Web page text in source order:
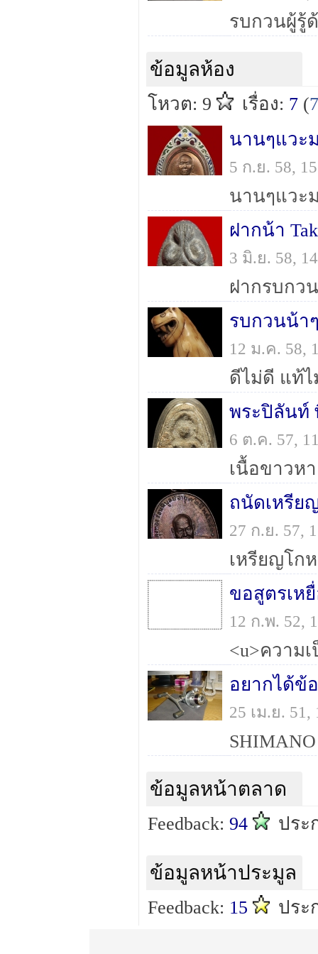
ข้อมูลห้อง
โหวต: 9 เรื่อง: 7 (
นานๆแวะ
5 ก.ย. 58,
3 มิ.ย. 58,
รบกวนน้า
12 ม.ค. 58,
พระปิลันท์
6 ต.ค. 57,
เนื้อขาวห
ถนัดเหรีย
27 ก.ย. 57,
เหรียญโก
12 ก.พ. 52,
อยากได้ข้
25 เม.ย.
ข้อมูลหน้าตลาด
Feedback: 94 ปร
ข้อมูลหน้าประมูล
Feedback: 15 ปร